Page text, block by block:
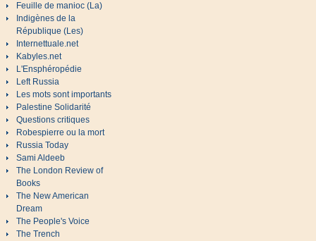
Feuille de manioc (La)
Indigènes de la
République (Les)
Internettuale.net
Kabyles.net
L'Ensphéropédie
Left Russia
Les mots sont importants
Palestine Solidarité
Questions critiques
Robespierre ou la mort
Russia Today
Sami Aldeeb
The London Review of
Books
The New American
Dream
The People's Voice
The Trench